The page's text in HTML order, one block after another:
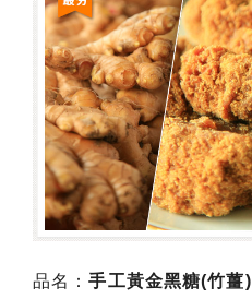
品名：手工黃金黑糖(竹薑)